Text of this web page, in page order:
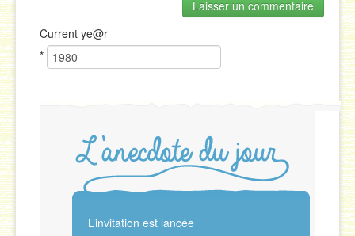
Current ye@r
*
L’invitation est lancée